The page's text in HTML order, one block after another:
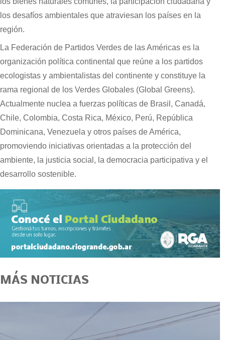
los desafíos ambientales que atraviesan los países en la
región.
La Federación de Partidos Verdes de las Américas es la
organización política continental que reúne a los partidos
ecologistas y ambientalistas del continente y constituye la
rama regional de los Verdes Globales (Global Greens).
Actualmente nuclea a fuerzas políticas de Brasil, Canadá,
Chile, Colombia, Costa Rica, México, Perú, República
Dominicana, Venezuela y otros países de América,
promoviendo iniciativas orientadas a la protección del
ambiente, la justicia social, la democracia participativa y el
desarrollo sostenible.
MÁS NOTICIAS